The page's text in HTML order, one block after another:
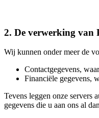
2. De verwerking van
Wij kunnen onder meer de
Contactgegevens,
Financiële gegevens,
Tevens leggen onze servers
gegevens die u aan ons al